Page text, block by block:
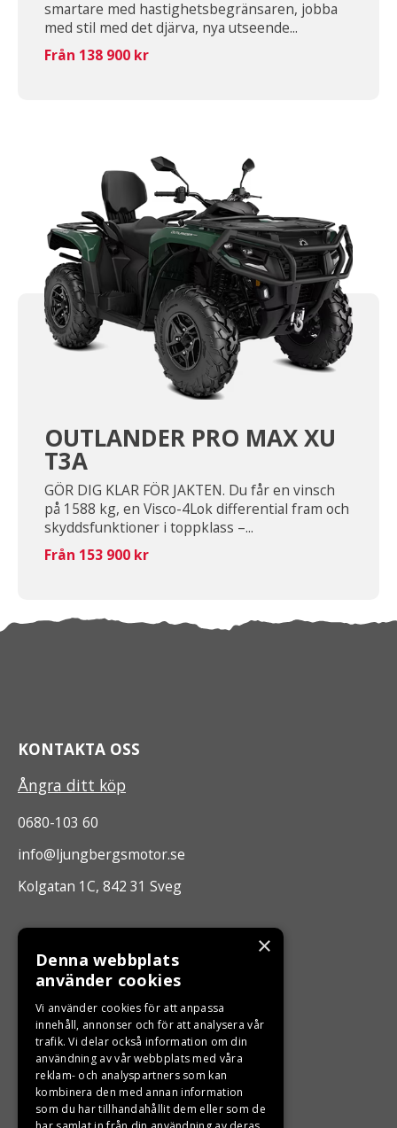
smartare med hastighetsbegränsaren, jobba
med stil med det djärva, nya utseende...
Från 138 900 kr
OUTLANDER PRO MAX XU
T3A
GÖR DIG KLAR FÖR JAKTEN. Du får en vinsch
på 1588 kg, en Visco-4Lok differential fram och
skyddsfunktioner i toppklass –...
Från 153 900 kr
KONTAKTA OSS
Ångra ditt köp
0680-103 60
info@ljungbergsmotor.se
Kolgatan 1C, 842 31 Sveg
ÖPPETTIDER
Måndag - Fredag 10.00 -17.00
LJUNGBERGS MOTOR
Din BRP återförsäljare i Sveg!
×
Denna webbplats
använder cookies
Vi använder cookies för att anpassa
innehåll, annonser och för att analysera vår
trafik. Vi delar också information om din
användning av vår webbplats med våra
reklam- och analyspartners som kan
kombinera den med annan information
som du har tillhandahållit dem eller som de